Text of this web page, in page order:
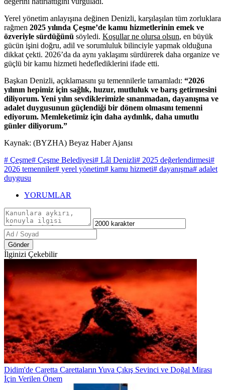
Yerel yönetim anlayışına değinen Denizli, karşılaşılan tüm zorluklara
rağmen 2025 yılında Çeşme’de kamu hizmetlerinin emek ve
özveriyle sürdüğünü söyledi. Koşullar ne olursa olsun, en büyük
gücün işini doğru, adil ve sorumluluk bilinciyle yapmak olduğuna
dikkat çekti. 2026’da da aynı yaklaşımı sürdürerek daha organize ve
güçlü bir kamu hizmeti hedeflediklerini ifade etti.
Başkan Denizli, açıklamasını şu temennilerle tamamladı: “2026
yılının hepimiz için sağlık, huzur, mutluluk ve barış getirmesini
diliyorum. Yeni yılın sevdiklerimizle sınanmadan, dayanışma ve
adalet duygusunun güçlendiği bir dönem olmasını temenni
ediyorum. Memleketimiz için daha aydınlık, daha umutlu
günler diliyorum.”
Kaynak: (BYZHA) Beyaz Haber Ajansı
# Çeşme# Çeşme Belediyesi# Lâl Denizli# 2025 değerlendirmesi#
2026 temenniler# yerel yönetim# kamu hizmeti# dayanışma# adalet
duygusu
YORUMLAR
Gönder
İlginizi Çekebilir
Didim'de Caretta Carettaların Yuva Çıkış Sevinci ve Doğal Mirası
İçin Verilen Önem